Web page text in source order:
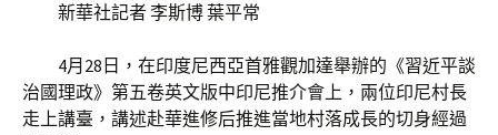
新華社記者 李斯博 葉平常
4月28日，在印度尼西亞首雅觀加達舉辦的《習近平談
治國理政》第五卷英文版中印尼推介會上，兩位印尼村長
走上講臺，講述赴華進修后推進當地村落成長的切身經過